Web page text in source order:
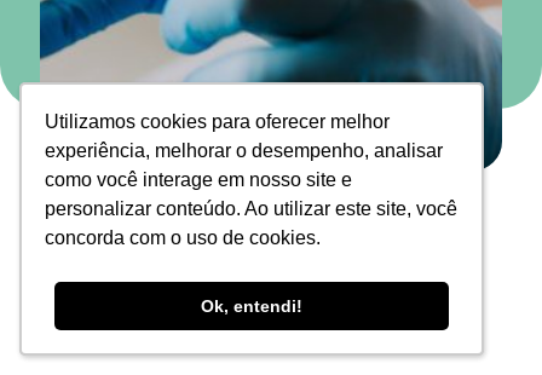
Utilizamos cookies para oferecer melhor
experiência, melhorar o desempenho, analisar
como você interage em nosso site e
personalizar conteúdo. Ao utilizar este site, você
concorda com o uso de cookies.
Ok, entendi!
Utilizamos cookies para oferecer melhor
experiência, melhorar o desempenho, analisar
como você interage em nosso site e
personalizar conteúdo. Ao utilizar este site, você
concorda com o uso de cookies.
Ok, entendi!
Time Glöfi
29 de janeiro de 2024